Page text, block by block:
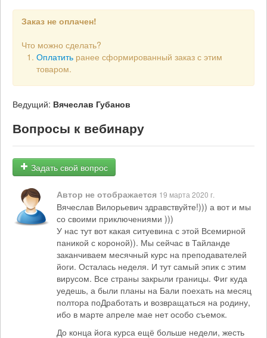
Заказ не оплачен!
Что можно сделать?
Оплатить ранее сформированный заказ с этим
товаром.
Ведущий: Вячеслав Губанов
Вопросы к вебинару
Задать свой вопрос
Автор не отображается 19 марта 2020 г.
Вячеслав Вилорьевич здравствуйте!))) а вот и мы
со своими приключениями )))
У нас тут вот какая ситуевина с этой Всемирной
паникой с короной)). Мы сейчас в Тайланде
заканчиваем месячный курс на преподавателей
йоги. Осталась неделя. И тут самый эпик с этим
вирусом. Все страны закрыли границы. Фиг куда
уедешь, а были планы на Бали поехать на месяц
полтора поДработать и возвращаться на родину,
ибо в марте апреле мае нет особо съемок.
До конца йога курса ещё больше недели, жесть